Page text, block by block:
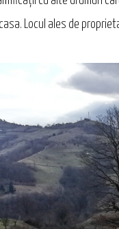
Locul ales de